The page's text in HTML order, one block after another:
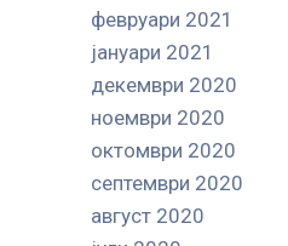
февруари 2021
јануари 2021
декември 2020
ноември 2020
октомври 2020
септември 2020
август 2020